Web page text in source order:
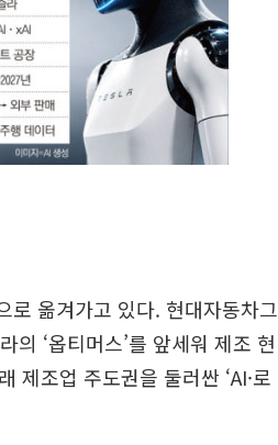
로 옮겨가고 있다. 현대자동차그
의 ‘옵티머스’를 앞세워 제조 현
제조업 주도권을 둘러싼 ‘AI·로